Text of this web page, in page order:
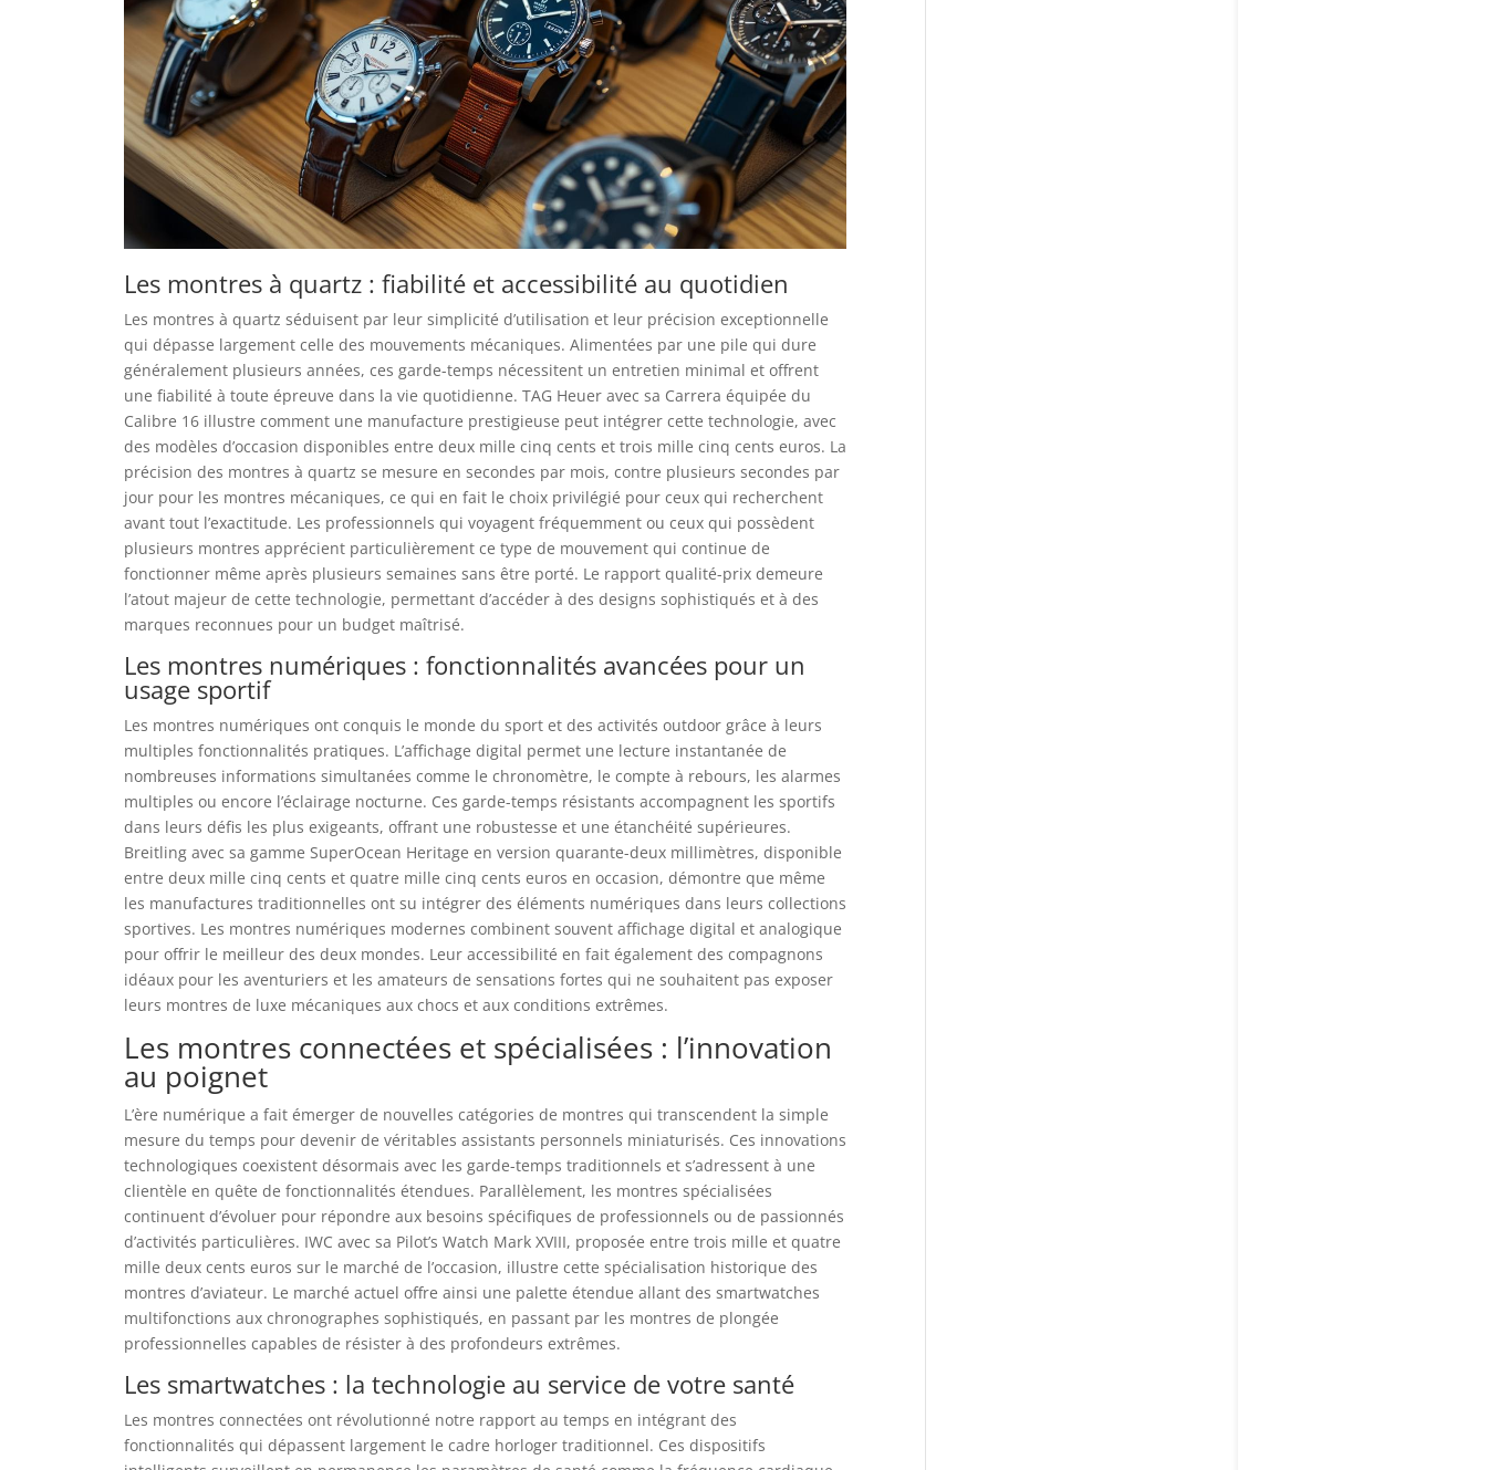
Les montres à quartz : fiabilité et accessibilité au quotidien
Les montres à quartz séduisent par leur simplicité d’utilisation et leur précision exceptionnelle
qui dépasse largement celle des mouvements mécaniques. Alimentées par une pile qui dure
généralement plusieurs années, ces garde-temps nécessitent un entretien minimal et offrent
une fiabilité à toute épreuve dans la vie quotidienne. TAG Heuer avec sa Carrera équipée du
Calibre 16 illustre comment une manufacture prestigieuse peut intégrer cette technologie, avec
des modèles d’occasion disponibles entre deux mille cinq cents et trois mille cinq cents euros. La
précision des montres à quartz se mesure en secondes par mois, contre plusieurs secondes par
jour pour les montres mécaniques, ce qui en fait le choix privilégié pour ceux qui recherchent
avant tout l’exactitude. Les professionnels qui voyagent fréquemment ou ceux qui possèdent
plusieurs montres apprécient particulièrement ce type de mouvement qui continue de
fonctionner même après plusieurs semaines sans être porté. Le rapport qualité-prix demeure
l’atout majeur de cette technologie, permettant d’accéder à des designs sophistiqués et à des
marques reconnues pour un budget maîtrisé.
Les montres numériques : fonctionnalités avancées pour un
usage sportif
Les montres numériques ont conquis le monde du sport et des activités outdoor grâce à leurs
multiples fonctionnalités pratiques. L’affichage digital permet une lecture instantanée de
nombreuses informations simultanées comme le chronomètre, le compte à rebours, les alarmes
multiples ou encore l’éclairage nocturne. Ces garde-temps résistants accompagnent les sportifs
dans leurs défis les plus exigeants, offrant une robustesse et une étanchéité supérieures.
Breitling avec sa gamme SuperOcean Heritage en version quarante-deux millimètres, disponible
entre deux mille cinq cents et quatre mille cinq cents euros en occasion, démontre que même
les manufactures traditionnelles ont su intégrer des éléments numériques dans leurs collections
sportives. Les montres numériques modernes combinent souvent affichage digital et analogique
pour offrir le meilleur des deux mondes. Leur accessibilité en fait également des compagnons
idéaux pour les aventuriers et les amateurs de sensations fortes qui ne souhaitent pas exposer
leurs montres de luxe mécaniques aux chocs et aux conditions extrêmes.
Les montres connectées et spécialisées : l’innovation
au poignet
L’ère numérique a fait émerger de nouvelles catégories de montres qui transcendent la simple
mesure du temps pour devenir de véritables assistants personnels miniaturisés. Ces innovations
technologiques coexistent désormais avec les garde-temps traditionnels et s’adressent à une
clientèle en quête de fonctionnalités étendues. Parallèlement, les montres spécialisées
continuent d’évoluer pour répondre aux besoins spécifiques de professionnels ou de passionnés
d’activités particulières. IWC avec sa Pilot’s Watch Mark XVIII, proposée entre trois mille et quatre
mille deux cents euros sur le marché de l’occasion, illustre cette spécialisation historique des
montres d’aviateur. Le marché actuel offre ainsi une palette étendue allant des smartwatches
multifonctions aux chronographes sophistiqués, en passant par les montres de plongée
professionnelles capables de résister à des profondeurs extrêmes.
Les smartwatches : la technologie au service de votre santé
Les montres connectées ont révolutionné notre rapport au temps en intégrant des
fonctionnalités qui dépassent largement le cadre horloger traditionnel. Ces dispositifs